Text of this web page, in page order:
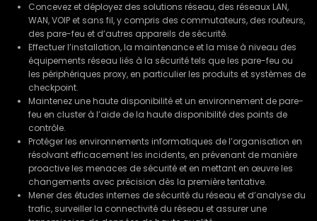
Concevez et déployez des solutions réseau, des réseaux LAN,
WAN, VOIP et sans fil, y compris des commutateurs, des routeurs,
des pare-feu et d’autres appareils de sécurité.
Effectuer l’installation, la maintenance et la mise à niveau des
équipements réseau liés à la sécurité tels que les pare-feu ou
les périphériques proxy, en particulier les produits et systèmes de
checkpoint.
Maintenez une haute disponibilité et un environnement de pare-
feu en cluster à l’aide de la haute disponibilité des points de
contrôle.
Protéger les environnements informatiques de l’organisation en
résolvant efficacement les incidents, en prévenant de manière
proactive les menaces de sécurité et en mettant en œuvre les
changements avec précision dès la première tentative.
Mener des études internes de sécurité du réseau et d’analyse du
trafic, surveiller la connectivité du réseau et assurer une